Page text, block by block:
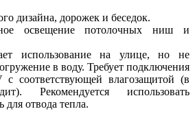
дизайна, дорожек и беседок.
освещение потолочных ниш и
использование на улице, но не
в воду. Требует подключения
соответствующей влагозащитой (в
Рекомендуется использовать
отвода тепла.